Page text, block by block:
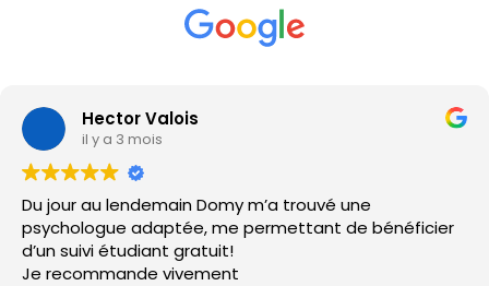
m’a trouvé une
permettant de bénéficier
Charline LE
Très bon contact
le rendez-vous